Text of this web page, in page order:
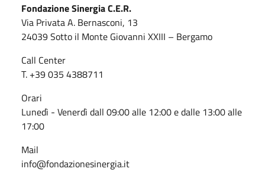
Fondazione Sinergia C.E.R.
Via Privata A. Bernasconi, 13
24039 Sotto il Monte Giovanni XXIII – Bergamo
Call Center
T. +39 035 4388711
Orari
Lunedì - Venerdì dall 09:00 alle 12:00 e dalle 13:00 alle
17:00
Mail
info@fondazionesinergia.it